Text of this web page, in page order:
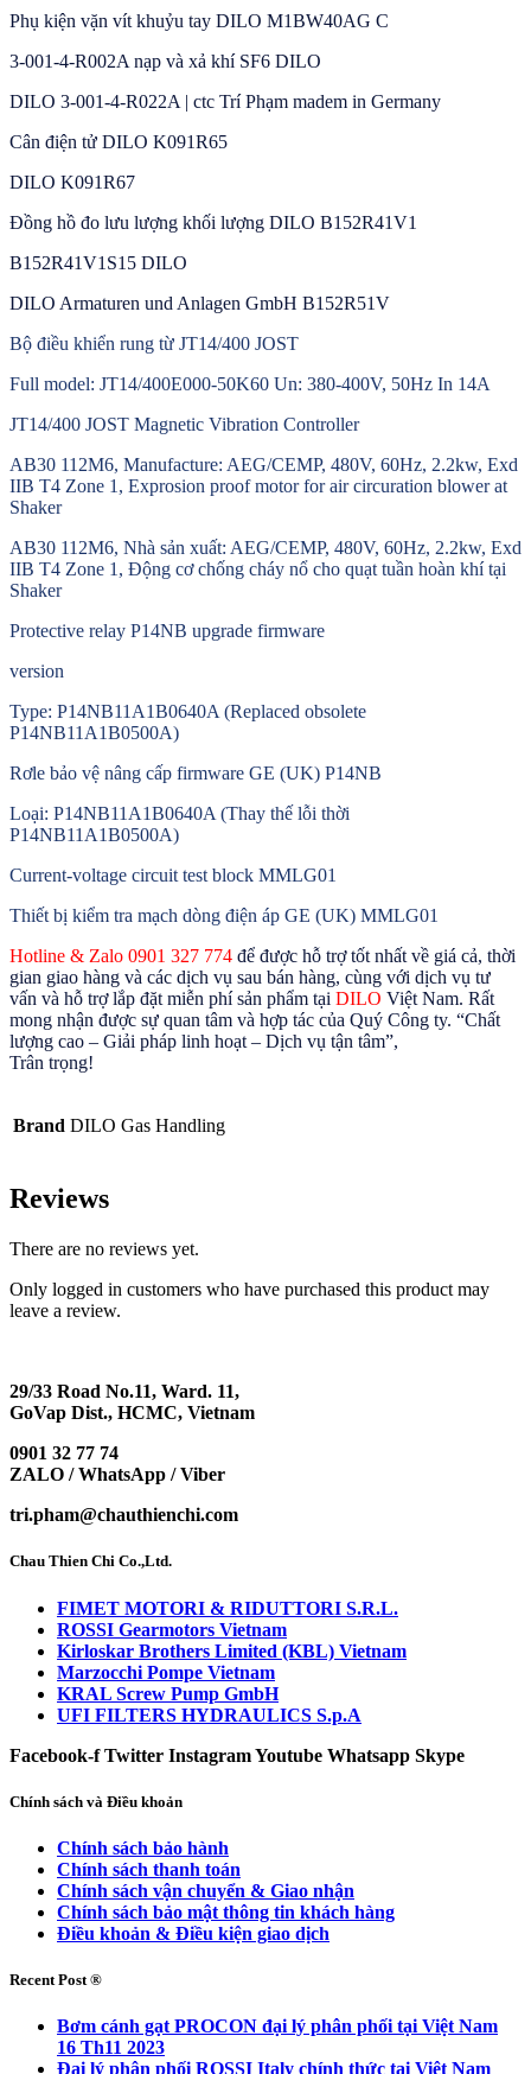
Phụ kiện vặn vít khuỷu tay DILO M1BW40AG C
3-001-4-R002A nạp và xả khí SF6 DILO
DILO 3-001-4-R022A | ctc Trí Phạm madem in Germany
Cân điện tử DILO K091R65
DILO K091R67
Đồng hồ đo lưu lượng khối lượng DILO B152R41V1
B152R41V1S15 DILO
DILO Armaturen und Anlagen GmbH B152R51V
Bộ điều khiển rung từ JT14/400 JOST
Full model: JT14/400E000-50K60 Un: 380-400V, 50Hz In 14A
JT14/400 JOST Magnetic Vibration Controller
AB30 112M6, Manufacture: AEG/CEMP, 480V, 60Hz, 2.2kw, Exd
IIB T4 Zone 1, Exprosion proof motor for air circuration blower at
Shaker
AB30 112M6, Nhà sản xuất: AEG/CEMP, 480V, 60Hz, 2.2kw, Exd
IIB T4 Zone 1, Động cơ chống cháy nổ cho quạt tuần hoàn khí tại
Shaker
Protective relay P14NB upgrade firmware
version
Type: P14NB11A1B0640A (Replaced obsolete
P14NB11A1B0500A)
Rơle bảo vệ nâng cấp firmware GE (UK) P14NB
Loại: P14NB11A1B0640A (Thay thế lỗi thời
P14NB11A1B0500A)
Current-voltage circuit test block MMLG01
Thiết bị kiểm tra mạch dòng điện áp GE (UK) MMLG01
Hotline & Zalo 0901 327 774 để được hỗ trợ tốt nhất về giá cả, thời
gian giao hàng và các dịch vụ sau bán hàng, cùng với dịch vụ tư
vấn và hỗ trợ lắp đặt miễn phí sản phẩm tại DILO Việt Nam. Rất
mong nhận được sự quan tâm và hợp tác của Quý Công ty. “Chất
lượng cao – Giải pháp linh hoạt – Dịch vụ tận tâm”,
Trân trọng!
Brand DILO Gas Handling
Reviews
There are no reviews yet.
Only logged in customers who have purchased this product may
leave a review.
29/33 Road No.11, Ward. 11,
GoVap Dist., HCMC, Vietnam
0901 32 77 74
ZALO / WhatsApp / Viber
tri.pham@chauthienchi.com
Chau Thien Chi Co.,Ltd.
FIMET MOTORI & RIDUTTORI S.R.L.
ROSSI Gearmotors Vietnam
Kirloskar Brothers Limited (KBL) Vietnam
Marzocchi Pompe Vietnam
KRAL Screw Pump GmbH
UFI FILTERS HYDRAULICS S.p.A
Facebook-f Twitter InstagramYoutube Whatsapp Skype
Chính sách và Điều khoản
Chính sách bảo hành
Chính sách thanh toán
Chính sách vận chuyển & Giao nhận
Chính sách bảo mật thông tin khách hàng
Điều khoản & Điều kiện giao dịch
Recent Post ®
Bơm cánh gạt PROCON đại lý phân phối tại Việt Nam
16 Th11 2023
Đại lý phân phối ROSSI Italy chính thức tại Việt Nam